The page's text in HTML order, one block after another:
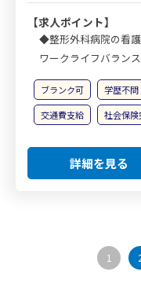
【求人ポイント】
◆整形外科病院の看
ワークライフバラン
ブランク可 学歴不問
交通費支給
社会保険
詳細を見る
1